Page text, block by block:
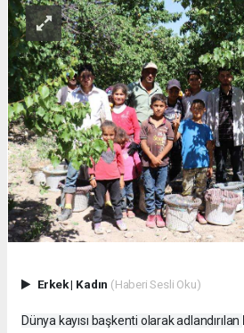
Erkek| Kadın (Haberi Sesli Oku)
Dünya kayısı başkenti olarak adlandırılan